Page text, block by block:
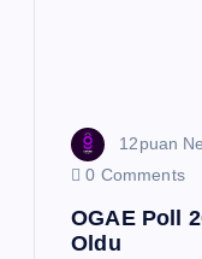
12puan
0 Comments
OGAE Poll
Oldu